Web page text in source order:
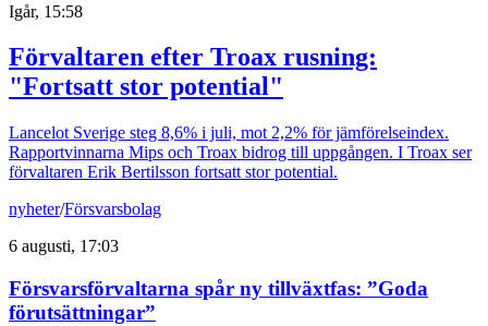
Igår, 15:58
Förvaltaren efter Troax rusning:
"Fortsatt stor potential"
Lancelot Sverige steg 8,6% i juli, mot 2,2% för jämförelseindex.
Rapportvinnarna Mips och Troax bidrog till uppgången. I Troax ser
förvaltaren Erik Bertilsson fortsatt stor potential.
nyheter/Försvarsbolag
6 augusti, 17:03
Försvarsförvaltarna spår ny tillväxtfas: ”Goda
förutsättningar”